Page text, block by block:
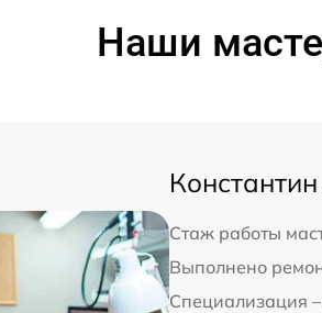
Наши
Стаж работы
Выполнено
Специализация –